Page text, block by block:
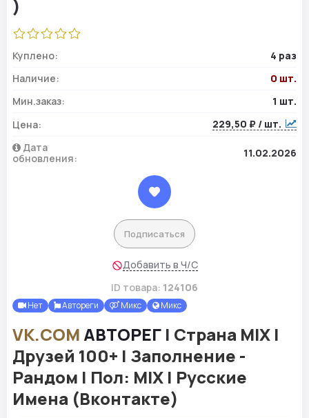
Куплено:
4 раз
Наличие:
0 шт.
Мин.заказ:
1 шт.
Цена:
229,50 ₽ / шт.
Дата
обновления:
11.02.2026
Подписаться
Добавить в Ч/С
ID товара: 124106
Нет Автореги Микс Микс
VK.COM АВТОРЕГ | Страна MIX |
Друзей 100+ | Заполнение -
Рандом | Пол: MIX | Русские
Имена (Вконтакте)